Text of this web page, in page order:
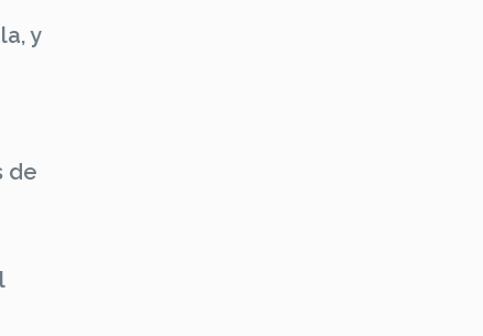
y
de